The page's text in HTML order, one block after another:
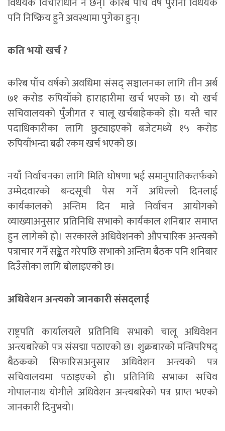
पनि निष्क्रिय हुने अवस्थामा पुगेका हुन्।
कति भयो खर्च ?
करिब पाँच वर्षको अवधिमा संसद् सञ्चालनका लागि तीन अर्ब
७१ करोड रुपियाँको हाराहारीमा खर्च भएको छ। यो खर्च
सचिवालयको पुँजीगत र चालू खर्चबाहेकको हो। यस्तै चार
पदाधिकारीका लागि छुट्याइएको बजेटमध्ये १५ करोड
रुपियाँभन्दा बढी रकम खर्च भएको छ।
नयाँ निर्वाचनका लागि मिति घोषणा भई समानुपातिकतर्फको
उम्मेदवारको बन्दसूची पेस गर्ने अघिल्लो दिनलाई
कार्यकालको अन्तिम दिन मान्ने निर्वाचन आयोगको
व्याख्याअनुसार प्रतिनिधि सभाको कार्यकाल शनिबार समाप्त
हुन लागेको हो। सरकारले अधिवेशनको औपचारिक अन्त्यको
पत्राचार गर्ने सङ्केत गरेपछि सभाको अन्तिम बैठक पनि शनिबार
दिउँसोका लागि बोलाइएको छ।
अधिवेशन अन्त्यको जानकारी संसद्लाई
राष्ट्रपति कार्यालयले प्रतिनिधि सभाको चालू अधिवेशन
अन्त्यबारेको पत्र संसद्मा पठाएको छ। शुक्रबारको मन्त्रिपरिषद्
बैठकको सिफारिसअनुसार अधिवेशन अन्त्यको पत्र
सचिवालयमा पठाइएको हो। प्रतिनिधि सभाका सचिव
गोपालनाथ योगीले अधिवेशन अन्त्यबारेको पत्र प्राप्त भएको
जानकारी दिनुभयो।